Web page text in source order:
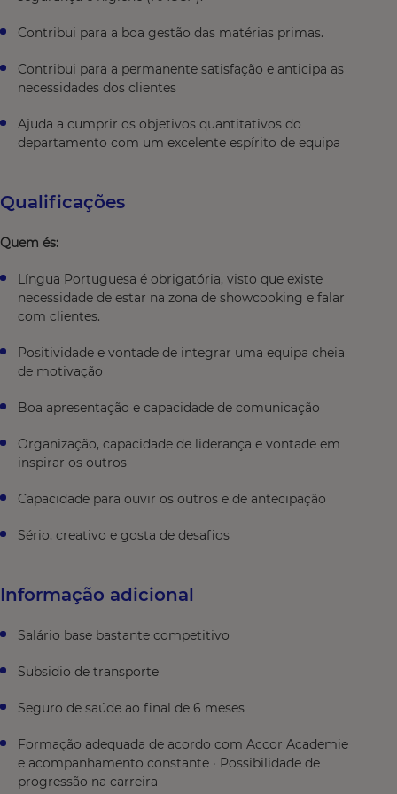
Contribui para a boa gestão das matérias primas.
Contribui para a permanente satisfação e anticipa as
necessidades dos clientes
Ajuda a cumprir os objetivos quantitativos do
departamento com um excelente espírito de equipa
Qualificações
Quem és:
Língua Portuguesa é obrigatória, visto que existe
necessidade de estar na zona de showcooking e falar
com clientes.
Positividade e vontade de integrar uma equipa cheia
de motivação
Boa apresentação e capacidade de comunicação
Organização, capacidade de liderança e vontade em
inspirar os outros
Capacidade para ouvir os outros e de antecipação
Sério, creativo e gosta de desafios
Informação adicional
Salário base bastante competitivo
Subsidio de transporte
Seguro de saúde ao final de 6 meses
Formação adequada de acordo com Accor Academie
e acompanhamento constante · Possibilidade de
progressão na carreira